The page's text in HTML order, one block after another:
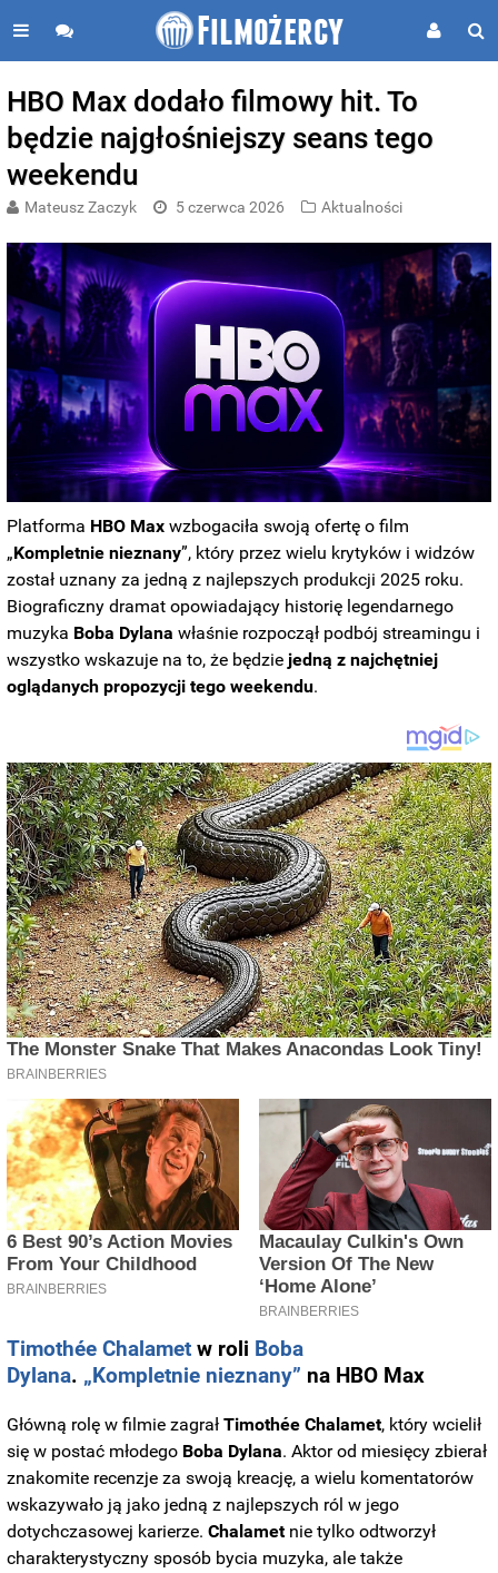
HBO Max dodało filmowy hit. To
będzie najgłośniejszy seans tego
weekendu
Mateusz Zaczyk 5 czerwca 2026 Aktualności
Platforma HBO Max wzbogaciła swoją ofertę o film
„Kompletnie nieznany”, który przez wielu krytyków i widzów
został uznany za jedną z najlepszych produkcji 2025 roku.
Biograficzny dramat opowiadający historię legendarnego
muzyka Boba Dylana właśnie rozpoczął podbój streamingu i
wszystko wskazuje na to, że będziejedną z najchętniej
oglądanych propozycji tego weekendu.
Timothée Chalamet w roli Boba
Dylana. „Kompletnie nieznany” na HBO Max
Główną rolę w filmie zagrałTimothée Chalamet, który wcielił
się w postać młodego Boba Dylana. Aktor od miesięcy zbierał
znakomite recenzje za swoją kreację, a wielu komentatorów
wskazywało ją jako jedną z najlepszych ról w jego
dotychczasowej karierze.Chalametnie tylko odtworzył
charakterystyczny sposób bycia muzyka, ale także